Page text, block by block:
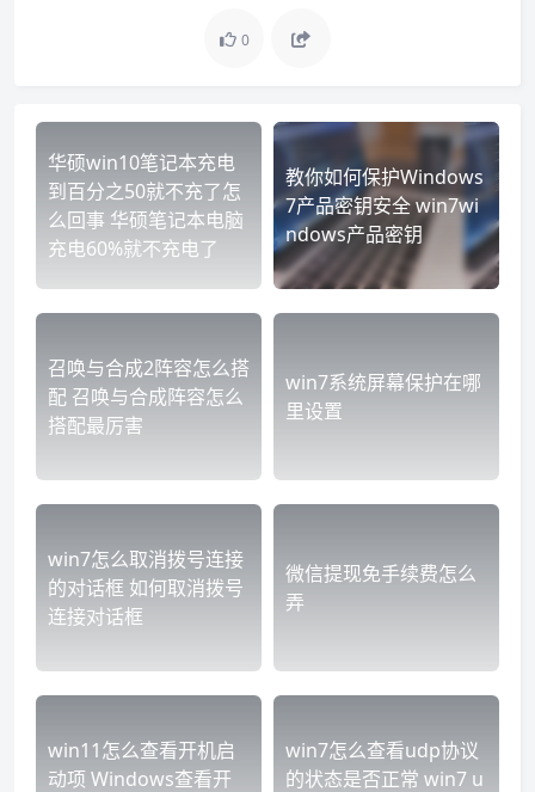
0
华硕win10笔记本充电
到百分之50就不充了怎
么回事 华硕笔记本电脑
充电60%就不充电了
教你如何保护Windows
7产品密钥安全 win7wi
ndows产品密钥
召唤与合成2阵容怎么搭
配 召唤与合成阵容怎么
搭配最厉害
win7系统屏幕保护在哪
里设置
win7怎么取消拨号连接
的对话框 如何取消拨号
连接对话框
微信提现免手续费怎么
弄
win11怎么查看开机启
动项 Windows查看开
win7怎么查看udp协议
的状态是否正常 win7 u